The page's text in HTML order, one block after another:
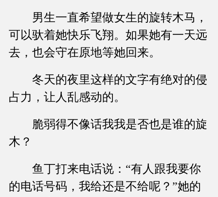
男生一直希望做女生的旋转木马，
可以驮着她快乐飞翔。如果她有一天远
去，也会守在原地等她回来。
冬天的夜里这样的文字有绝对的侵
占力，让人乱感动的。
脆弱得不像话我我是否也是谁的旋
木？
鱼丁打来电话说：“有人跟我要你
的电话号码，我给还是不给呢？”她的